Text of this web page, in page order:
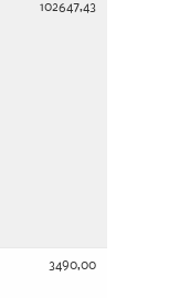
102647,43
3490,00